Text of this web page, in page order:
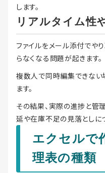
します。
リアルタイム性
ファイルをメール添付でや
らなくなる問題が起きます。
複数人で同時編集できない
ます。
その結果、実際の進捗と管
延や在庫不足の見落としに
エクセルで
理表の種類